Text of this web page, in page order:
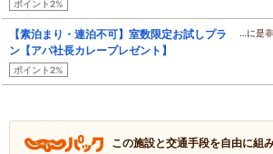
ポイント2%
【素泊まり・連泊不可】室数限定お試しプラ
ン【アパ社長カレープレゼント】
ポイント2%
…に是
この施設と交通手段を自由に組